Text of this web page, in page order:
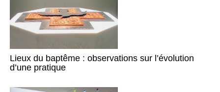
Lieux du baptême : observations sur l’évolution
d’une pratique